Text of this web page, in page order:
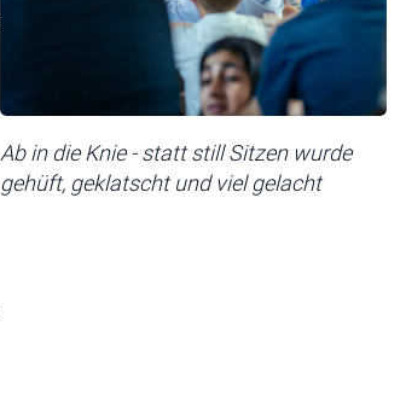
Ab in die Knie - statt still Sitzen wurde
gehüft, geklatscht und viel gelacht